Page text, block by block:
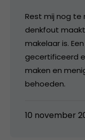
Rest mij nog
denkfout
makelaar is.
gecertificeerd
maken en
behoeden.
10 november